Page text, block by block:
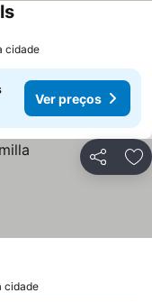
cidade
Ver preços
Partilhar
cidade